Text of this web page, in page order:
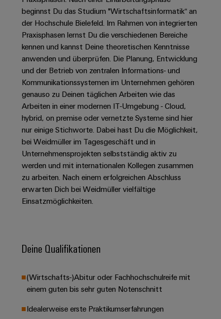
für
die
spezifischen
Anforderungen
in
der
Gebäudeinfrastruktur
Gerätehersteller
Innovative
Verbindungslösungen
Geräte
Konventionelle
Energieerzeugung
Zukunftssicherheit
für
bewährte
Energieerzeugung
verschiedene
Segmente
und
Fabrikautomation
Öl
Metering
Weidmüller
Configurator
Workplace
Solutions
Systeme
und
Lösungen
Dezentrale
Automatisierung
Energiemanagement-
Lösungen
Automation
Industrial
Analytics
Industrial
&
Halbleiterrelais
Trennverstärker
und
Messumformer
Stromversorgungen
Elektronikgehäuse
Blitz-
und
Überspannungsschutz
PV
Generatoranschlusskasten
Automatisierung
Software
Steuerungen
Services
Akkreditiertes
Labor
Support
Technischer
Support
Umweltbezogene
Produktkonformität
Engineering
Daten
Technische
und
Trainings
und
Webinare
Kataloganforderung
Management
Informationen
und
Zertifikate
Presse
Unternehmensmeldungen
Fachpressemeldungen
Pressekontakt
Unsere
Partner
Partner
IIoT
and
Automation
Ausbildung
Duales
Studium
Schülerpraktika
Erfolgreiche
Karrierewege
Offene
Ausbildungs-
und
Studienplätze
Veranstaltungen
Workshops
Schulklassen
beginnst Du das Studium "Wirtschaftsinformatik“ an
der Hochschule Bielefeld. Im Rahmen von integrierten
Praxisphasen lernst Du die verschiedenen Bereiche
kennen und kannst Deine theoretischen Kenntnisse
anwenden und überprüfen. Die Planung, Entwicklung
und der Betrieb von zentralen Informations- und
Kommunikationssystemen im Unternehmen gehören
genauso zu Deinen täglichen Arbeiten wie das
Arbeiten in einer modernen IT-Umgebung - Cloud,
hybrid, on premise oder vernetzte Systeme sind hier
nur einige Stichworte. Dabei hast Du die Möglichkeit,
bei Weidmüller im Tagesgeschäft und in
Unternehmensprojekten selbstständig aktiv zu
werden und mit internationalen Kollegen zusammen
zu arbeiten. Nach einem erfolgreichen Abschluss
erwarten Dich bei Weidmüller vielfältige
Einsatzmöglichkeiten.
Deine Qualifikationen
(Wirtschafts-)Abitur oder Fachhochschulreife mit
einem guten bis sehr guten Notenschnitt
Idealerweise erste Praktikumserfahrungen